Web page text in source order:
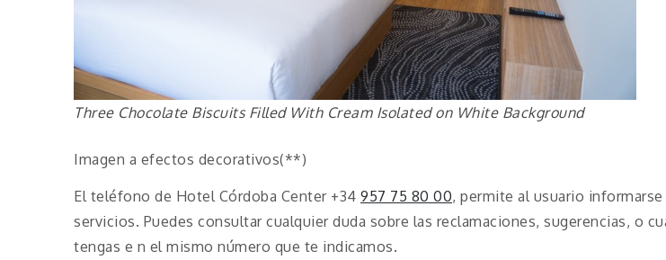
Three Chocolate Biscuits Filled With Cream Isolated on White Background
Imagen a efectos decorativos(**)
El teléfono de Hotel Córdoba Center +34 957 75 80 00, permite al usuario
servicios. Puedes consultar cualquier duda sobre las reclamaciones, sugerencias, o
tengas e n el mismo número que te indicamos.